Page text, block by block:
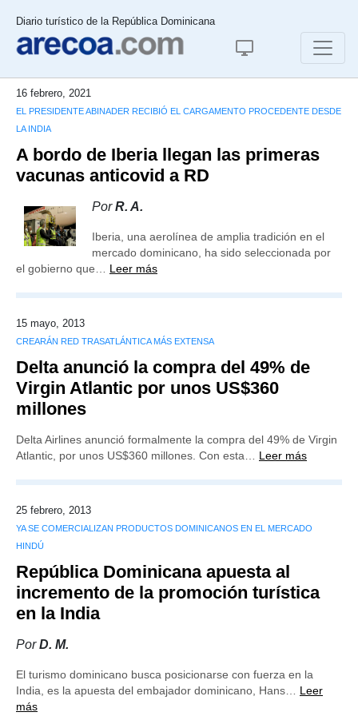
Diario turístico de la República Dominicana
16 febrero, 2021
EL PRESIDENTE ABINADER RECIBIÓ EL CARGAMENTO PROCEDENTE DESDE
LA INDIA
A bordo de Iberia llegan las primeras
vacunas anticovid a RD
PorR. A.
Iberia, una aerolínea de amplia tradición en el
mercado dominicano, ha sido seleccionada por
el gobierno que… Leer más
15 mayo, 2013
CREARÁN RED TRASATLÁNTICA MÁS EXTENSA
Delta anunció la compra del 49% de
Virgin Atlantic por unos US$360
millones
Delta Airlines anunció formalmente la compra del 49% de Virgin
Atlantic, por unos US$360 millones. Con esta… Leer más
25 febrero, 2013
YA SE COMERCIALIZAN PRODUCTOS DOMINICANOS EN EL MERCADO
HINDÚ
República Dominicana apuesta al
incremento de la promoción turística
en la India
PorD. M.
El turismo dominicano busca posicionarse con fuerza en la
India, es la apuesta del embajador dominicano, Hans… Leer
más